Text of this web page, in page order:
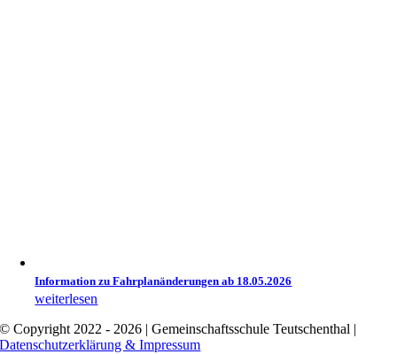
Information zu Fahrplanänderungen ab 18.05.2026
weiterlesen
© Copyright 2022 - 2026 | Gemeinschaftsschule Teutschenthal |
Datenschutzerklärung & Impressum